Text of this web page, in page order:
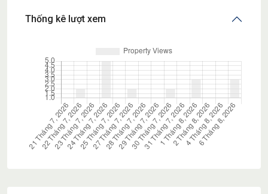
Thống kê lượt xem